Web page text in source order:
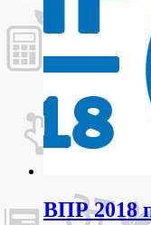
ВПР 2018